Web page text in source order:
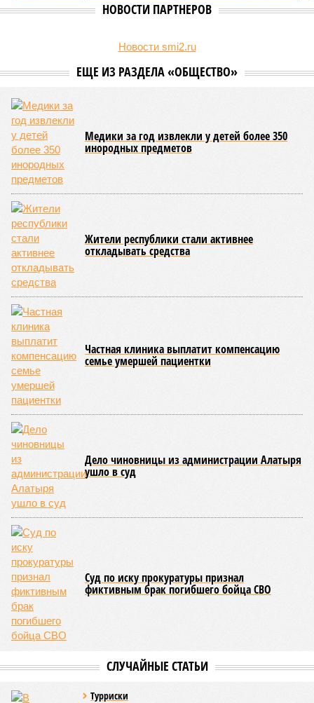
НОВОСТИ ПАРТНЕРОВ
Новости smi2.ru
ЕЩЕ ИЗ РАЗДЕЛА «ОБЩЕСТВО»
Медики за год извлекли у детей более 350
инородных предметов
Жители республики стали активнее
откладывать средства
Частная клиника выплатит компенсацию
семье умершей пациентки
Дело чиновницы из администрации Алатыря
ушло в суд
Суд по иску прокуратуры признал
фиктивным брак погибшего бойца СВО
СЛУЧАЙНЫЕ СТАТЬИ
Турриски